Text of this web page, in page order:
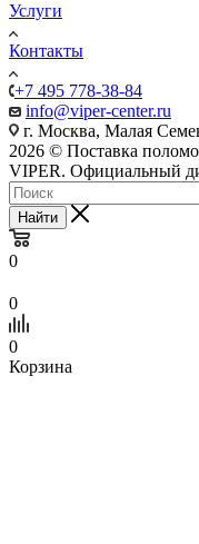
Услуги
Контакты
+7 495 778-38-84
info@viper-center.ru
г. Москва, Малая
2026 © Поставка
VIPER. Официальный
Найти
0
0
0
Корзина